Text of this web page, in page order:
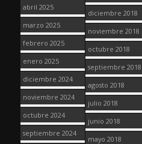
abril 2025
marzo 2025
febrero 2025
enero 2025
diciembre 2024
noviembre 2024
octubre 2024
septiembre 2024
diciembre 2018
noviembre 2018
octubre 2018
septiembre 2018
agosto 2018
julio 2018
junio 2018
mayo 2018